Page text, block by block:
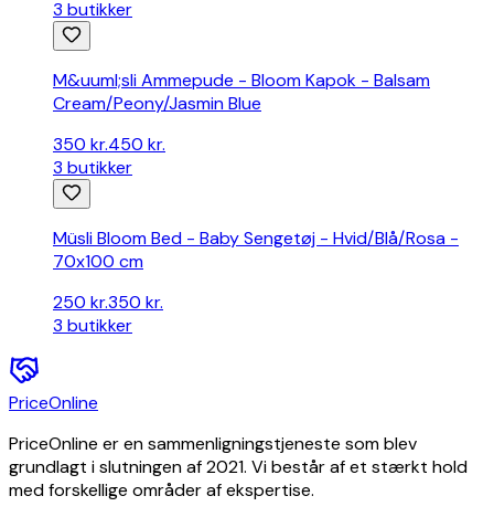
3 butikker
M&uuml;sli Ammepude - Bloom Kapok - Balsam
Cream/Peony/Jasmin Blue
350 kr.450 kr.
3 butikker
Müsli Bloom Bed - Baby Sengetøj - Hvid/Blå/Rosa -
70x100 cm
250 kr.350 kr.
3 butikker
PriceOnline
PriceOnline er en sammenligningstjeneste som blev
grundlagt i slutningen af 2021. Vi består af et stærkt hold
med forskellige områder af ekspertise.